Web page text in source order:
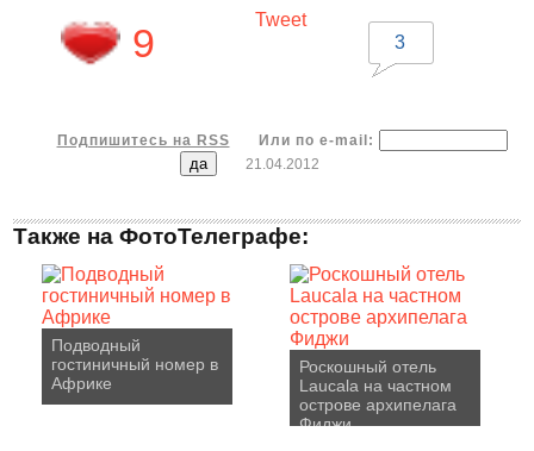
9
Tweet
3
Подпишитесь на RSS
Или по e-mail:
21.04.2012
Также на ФотоТелеграфе:
Подводный
гостиничный номер в
Африке
Роскошный отель
Laucala на частном
острове архипелага
Фиджи